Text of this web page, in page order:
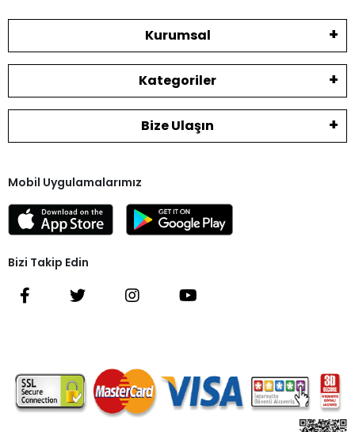
Kurumsal
Kategoriler
Bize Ulaşın
Mobil Uygulamalarımız
Bizi Takip Edin